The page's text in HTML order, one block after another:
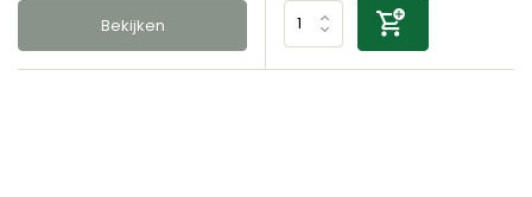
Bekijken